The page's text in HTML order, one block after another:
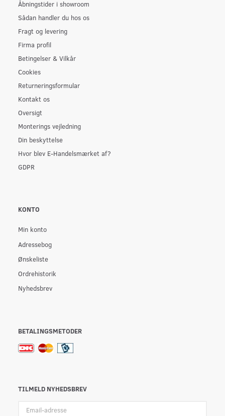
Åbningstider i showroom
Sådan handler du hos os
Fragt og levering
Firma profil
Betingelser & Vilkår
Cookies
Returneringsformular
Kontakt os
Oversigt
Monterings vejledning
Din beskyttelse
Hvor blev E-Handelsmærket af?
GDPR
KONTO
Min konto
Adressebog
Ønskeliste
Ordrehistorik
Nyhedsbrev
BETALINGSMETODER
TILMELD NYHEDSBREV
adresse